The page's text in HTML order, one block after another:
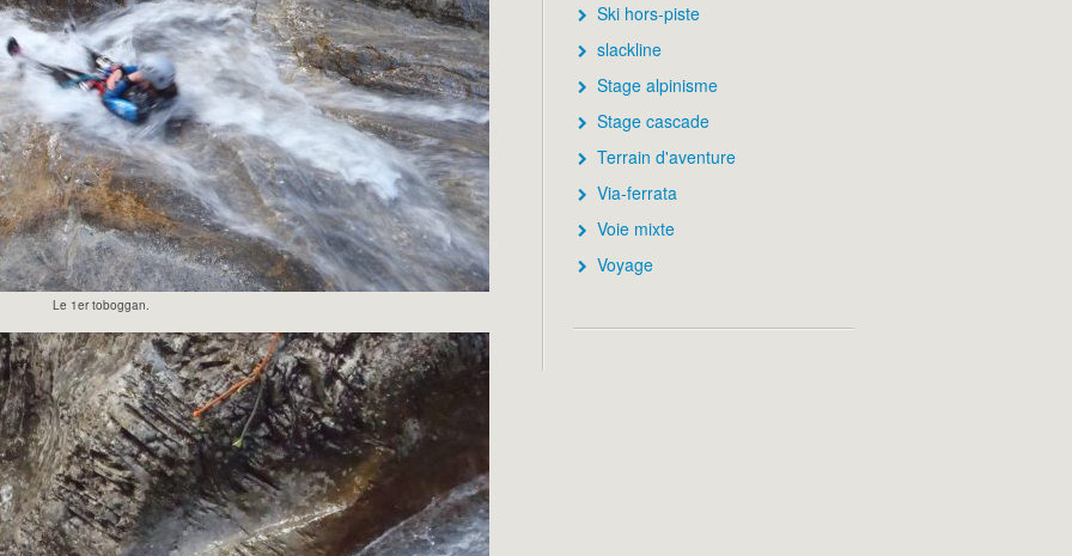
Le 1er toboggan.
Ski hors-piste
slackline
Stage alpinisme
Stage cascade
Terrain d'aventure
Via-ferrata
Voie mixte
Voyage